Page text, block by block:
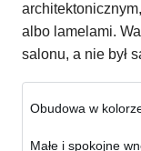
albo lamelami.
salonu, a nie był
Obudowa w
Małe i spokojne